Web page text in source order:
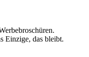
Einzige, das bleibt.